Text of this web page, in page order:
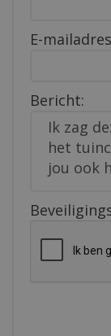
E-
Bericht: